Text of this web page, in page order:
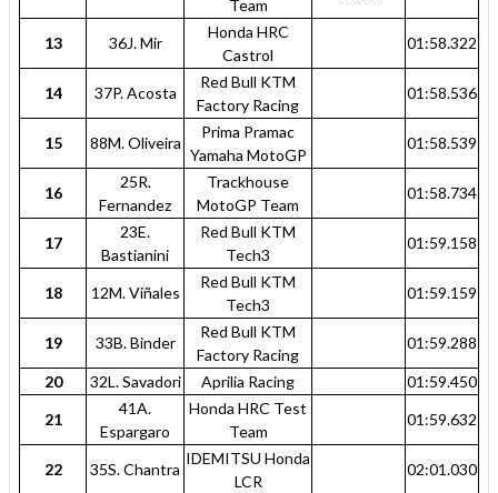
Team
13 36J. Mir
Honda HRC
Castrol
01:58.322
14 37P. Acosta
Red Bull KTM
Factory Racing
01:58.536
15 88M. Oliveira
Prima Pramac
Yamaha MotoGP
01:58.539
16
25R.
Fernandez
Trackhouse
MotoGP Team
01:58.734
17
23E.
Bastianini
Red Bull KTM
Tech3
01:59.158
18 12M. Viñales
Red Bull KTM
Tech3
01:59.159
19 33B. Binder
Red Bull KTM
Factory Racing
01:59.288
20 32L. Savadori Aprilia Racing
01:59.450
21
41A.
Espargaro
Honda HRC Test
Team
01:59.632
22 35S. Chantra
IDEMITSU Honda
LCR
02:01.030